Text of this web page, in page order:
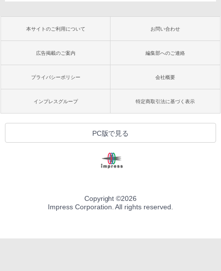
本サイトのご利用について お問い合わせ
広告掲載のご案内 編集部へのご連絡
プライバシーポリシー 会社概要
インプレスグループ 特定商取引法に基づく表示
PC版で見る
Copyright ©2026
Impress Corporation. All rights reserved.